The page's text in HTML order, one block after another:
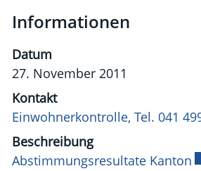
Informationen
Datum
27. November 2011
Kontakt
Einwohnerkontrolle, Tel. 041
Beschreibung
Abstimmungsresultate Kanton